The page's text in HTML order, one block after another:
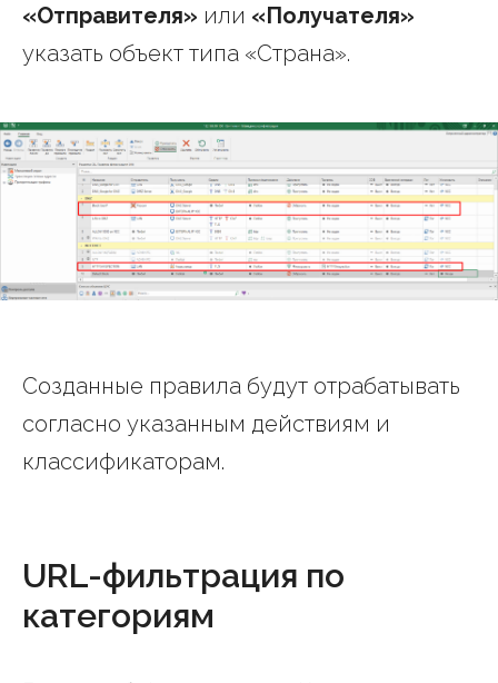
«Отправителя» или «Получателя»
указать объект типа «Страна».
Созданные правила будут отрабатывать
согласно указанным действиям и
классификаторам.
URL-фильтрация по
категориям